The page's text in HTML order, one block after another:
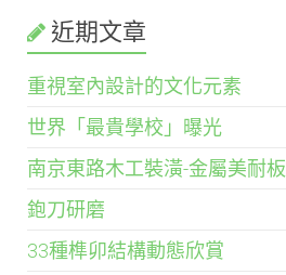
近期文章
重視室內設計的文化元素
世界「最貴學校」曝光
南京東路木工裝潢-金屬美耐板
鉋刀研磨
33種榫卯結構動態欣賞